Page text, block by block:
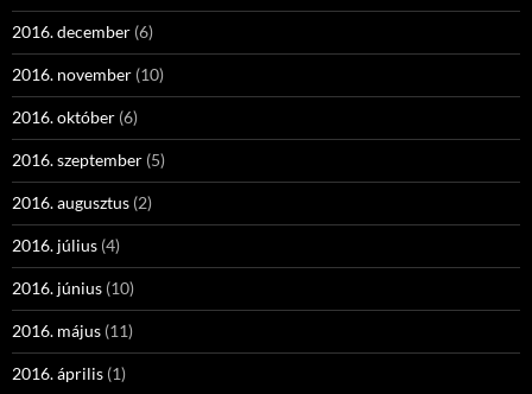
2016. december (6)
2016. november (10)
2016. október (6)
2016. szeptember (5)
2016. augusztus (2)
2016. július (4)
2016. június (10)
2016. május (11)
2016. április (1)